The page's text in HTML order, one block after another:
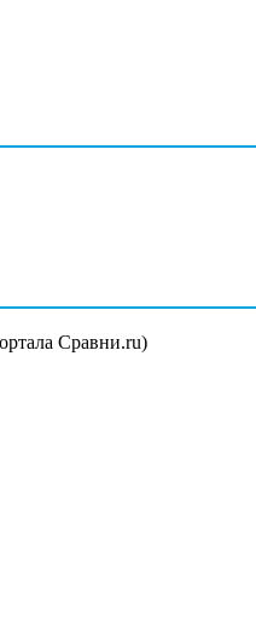
Сравни.ru)